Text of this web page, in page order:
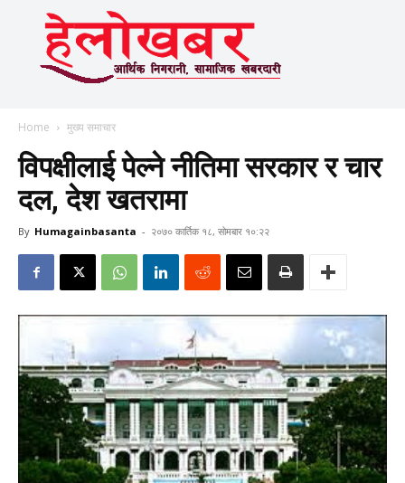
Home मुख्य समाचार
विपक्षीलाई पेल्ने नीतिमा सरकार र चार
दल, देश खतरामा
By Humagainbasanta - २०७० कार्तिक १८, सोमबार १०:२२